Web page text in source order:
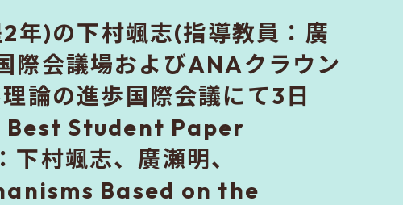
年)の下村颯志(指導教員：廣
際会議場およびANAクラウン
論の進歩国際会議にて3日
Best Student Paper
村颯志、廣瀬明、
Based on the